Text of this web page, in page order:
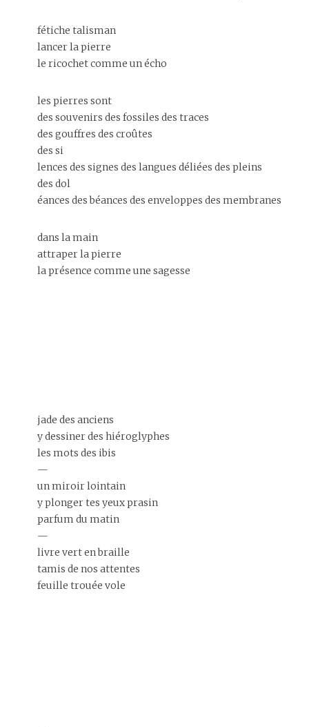
fétiche talisman
lancer la pierre
le ricochet comme un écho
les pierres sont
des souvenirs des fossiles des traces
des gouffres des croûtes
des si
lences des signes des langues déliées des pleins
des dol
éances des béances des enveloppes des membranes
dans la main
attraper la pierre
la présence comme une sagesse
jade des anciens
y dessiner des hiéroglyphes
les mots des ibis
—
un miroir lointain
y plonger tes yeux prasin
parfum du matin
—
livre vert en braille
tamis de nos attentes
feuille trouée vole